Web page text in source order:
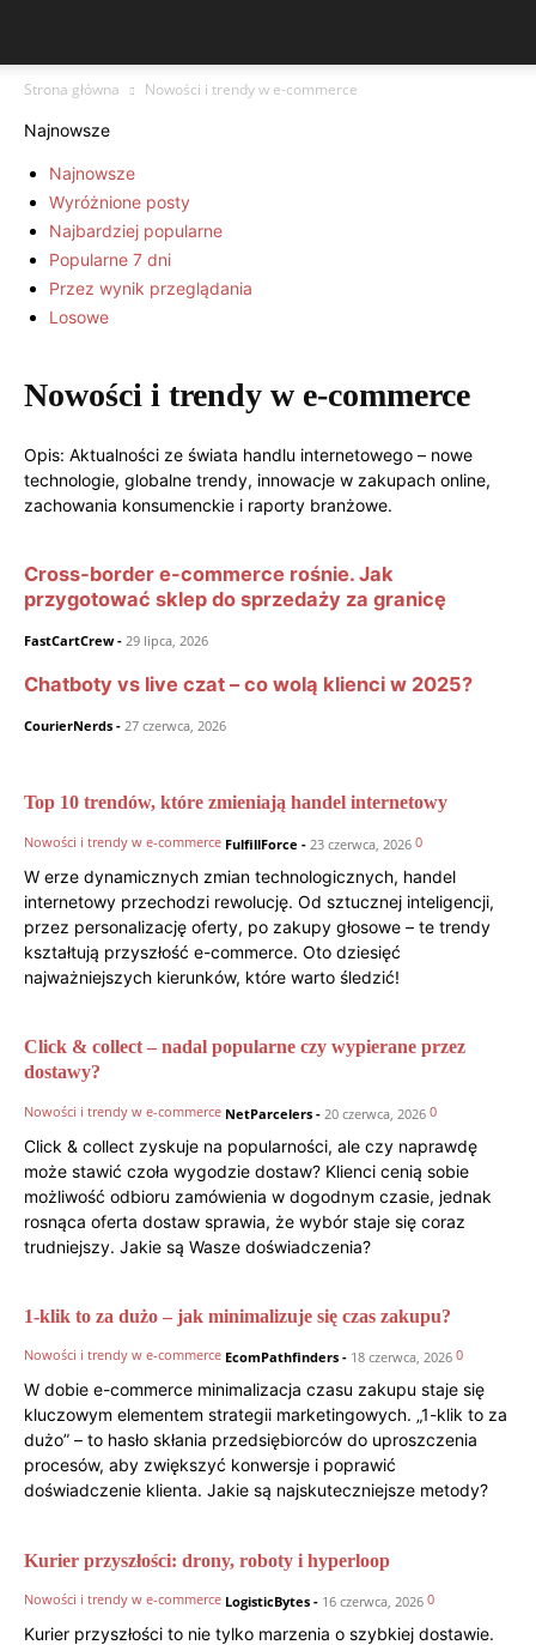
Strona główna
Nowości i trendy w e-commerce
Najnowsze
Najnowsze
Wyróżnione posty
Najbardziej popularne
Popularne 7 dni
Przez wynik przeglądania
Losowe
Nowości i trendy w e-commerce
Opis: Aktualności ze świata handlu internetowego – nowe
technologie, globalne trendy, innowacje w zakupach online,
zachowania konsumenckie i raporty branżowe.
Cross‑border e-commerce rośnie. Jak
przygotować sklep do sprzedaży za granicę
FastCartCrew - 29 lipca, 2026
Chatboty vs live czat – co wolą klienci w 2025?
CourierNerds - 27 czerwca, 2026
Top 10 trendów, które zmieniają handel internetowy
Nowości i trendy w e-commerce FulfillForce - 23 czerwca, 2026 0
W erze dynamicznych zmian technologicznych, handel
internetowy przechodzi rewolucję. Od sztucznej inteligencji,
przez personalizację oferty, po zakupy głosowe – te trendy
kształtują przyszłość e-commerce. Oto dziesięć
najważniejszych kierunków, które warto śledzić!
Click & collect – nadal popularne czy wypierane przez
dostawy?
Nowości i trendy w e-commerce NetParcelers - 20 czerwca, 2026 0
Click & collect zyskuje na popularności, ale czy naprawdę
może stawić czoła wygodzie dostaw? Klienci cenią sobie
możliwość odbioru zamówienia w dogodnym czasie, jednak
rosnąca oferta dostaw sprawia, że wybór staje się coraz
trudniejszy. Jakie są Wasze doświadczenia?
1-klik to za dużo – jak minimalizuje się czas zakupu?
Nowości i trendy w e-commerce EcomPathfinders - 18 czerwca, 2026 0
W dobie e-commerce minimalizacja czasu zakupu staje się
kluczowym elementem strategii marketingowych. „1-klik to za
dużo” – to hasło skłania przedsiębiorców do uproszczenia
procesów, aby zwiększyć konwersje i poprawić
doświadczenie klienta. Jakie są najskuteczniejsze metody?
Kurier przyszłości: drony, roboty i hyperloop
Nowości i trendy w e-commerce LogisticBytes - 16 czerwca, 2026 0
Kurier przyszłości to nie tylko marzenia o szybkiej dostawie.